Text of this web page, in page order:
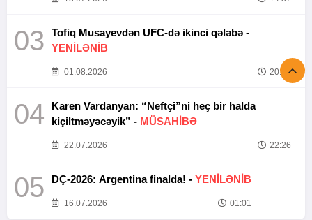
03
Tofiq Musayevdən UFC-də ikinci qələbə -
YENİLƏNİB
01.08.2026 20:52
04
Karen Vardanyan: “Neftçi”ni heç bir halda
kiçiltməyəcəyik” - MÜSAHİBƏ
22.07.2026 22:26
05 DÇ-2026: Argentina finalda! - YENİLƏNİB
16.07.2026 01:01